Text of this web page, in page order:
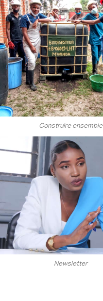
Construire ensemble
Newsletter